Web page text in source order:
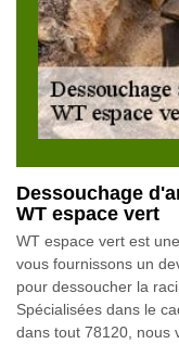
Dessouchage
WT espace vert
WT espace vert est
vous fournissons un
pour dessoucher la
Spécialisées dans le
dans tout 78120, nous